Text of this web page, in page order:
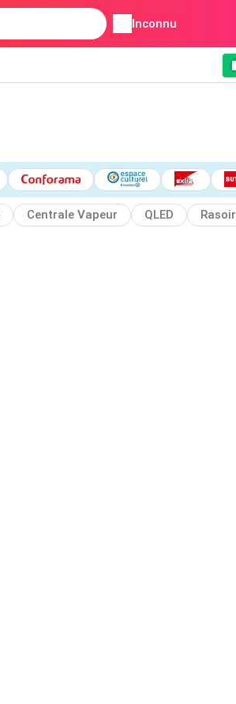
Inconnu
Centrale Vapeur QLED Rasoir